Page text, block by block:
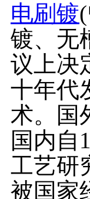
电刷镀
镀、无
议上决
十年代
术。国
国内自
工艺研
被国家